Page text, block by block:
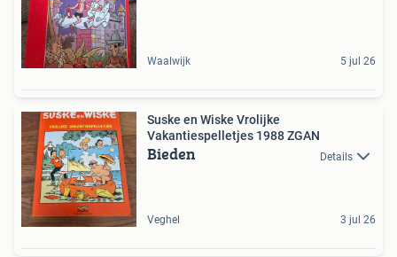
Waalwijk 5 jul 26
Suske en Wiske Vrolijke
Vakantiespelletjes 1988 ZGAN
Bieden Details
Veghel 3 jul 26